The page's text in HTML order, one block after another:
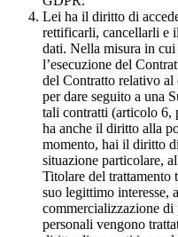
Lei ha il diritto di
rettificarli, cancellarli e
dati. Nella misura in cui
l’esecuzione del
del Contratto relativo
per dare seguito a una
tali contratti (articolo 6,
ha anche il diritto alla
momento, hai il diritto
situazione particolare,
Titolare del trattamento
suo legittimo interesse,
commercializzazione
personali vengono